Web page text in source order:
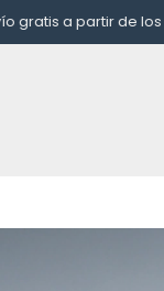
de los $65.000